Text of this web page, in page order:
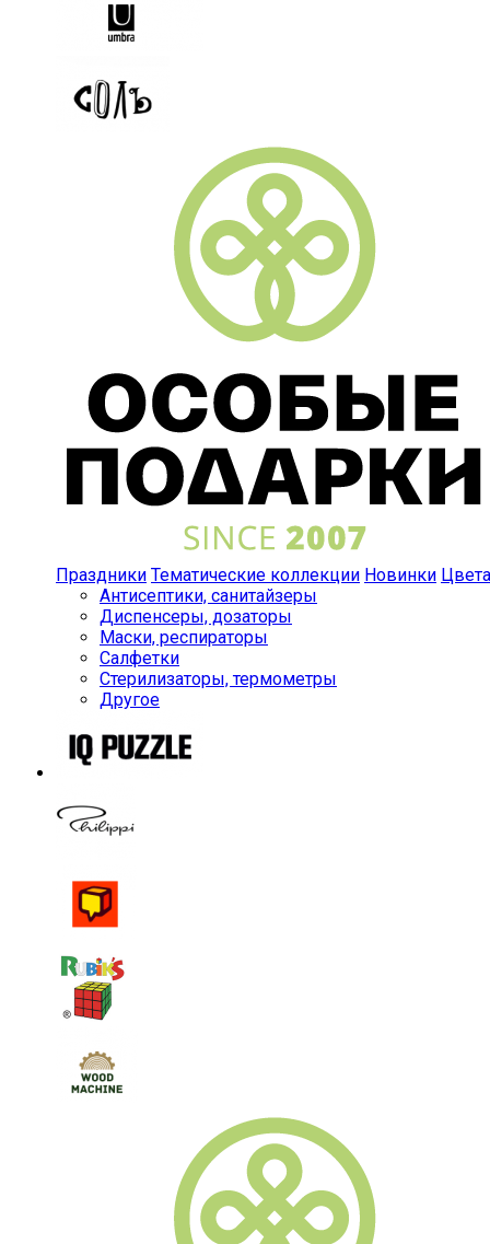
Праздники Тематические коллекции Новинки Цвета
Антисептики, санитайзеры
Диспенсеры, дозаторы
Маски, респираторы
Салфетки
Стерилизаторы, термометры
Другое